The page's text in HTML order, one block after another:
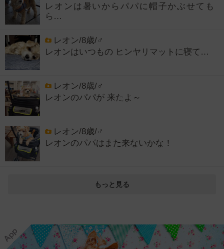
レオンは暑いからパパに帽子かぶせても
ら…
レオン/8歳/♂
レオンはいつもの ヒンヤリマットに寝て…
レオン/8歳/♂
レオンのパパが 来たよ～
レオン/8歳/♂
レオンのパパはまた来ないかな！
もっと見る